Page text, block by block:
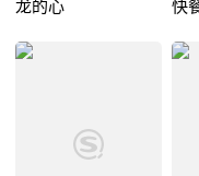
龙的心 快